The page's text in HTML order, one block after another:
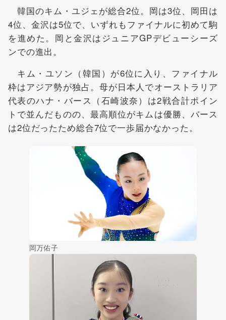
韓国のキム・ユジェが総合2位。岡は3位、岡田は
4位、金沢は5位で、いずれもファイナルに初めて駒
を進めた。岡と金沢はジュニアGPデビューシーズ
ンでの進出。
キム・ユソン（韓国）が6位に入り、ファイナル
枠はアジア勢が独占。母が日本人でオーストラリア
代表のハナ・バース（石崎波奈）は2戦合計ポイン
トで並んだものの、最高順位がキムは優勝、バース
は2位だったため総合7位で一歩届かなかった。
岡万佑子